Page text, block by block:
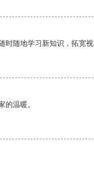
时随地学习新知识，拓宽
温暖。